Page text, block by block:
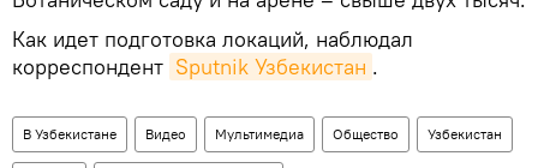
Как идет подготовка локаций, наблюдал
корреспондент Sputnik Узбекистан .
В Узбекистане Видео Мультимедиа Общество Узбекистан